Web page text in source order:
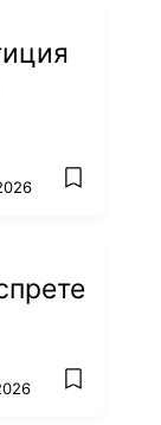
add
add